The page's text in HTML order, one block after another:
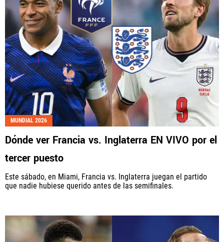
MUNDIAL 2026
Dónde ver Francia vs. Inglaterra EN VIVO por el
tercer puesto
Este sábado, en Miami, Francia vs. Inglaterra juegan el partido
que nadie hubiese querido antes de las semifinales.